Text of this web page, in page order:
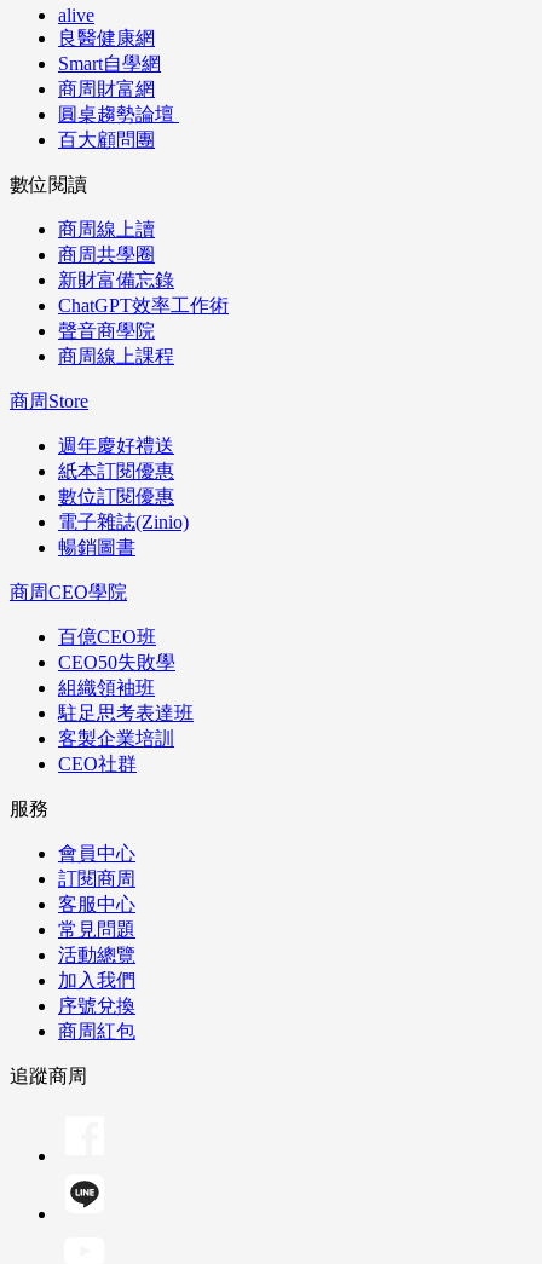
alive
良醫健康網
Smart自學網
商周財富網
圓桌趨勢論壇
百大顧問團
數位閱讀
商周線上讀
商周共學圈
新財富備忘錄
ChatGPT效率工作術
聲音商學院
商周線上課程
商周Store
週年慶好禮送
紙本訂閱優惠
數位訂閱優惠
電子雜誌(Zinio)
暢銷圖書
商周CEO學院
百億CEO班
CEO50失敗學
組織領袖班
駐足思考表達班
客製企業培訓
CEO社群
服務
會員中心
訂閱商周
客服中心
常見問題
活動總覽
加入我們
序號兌換
商周紅包
追蹤商周